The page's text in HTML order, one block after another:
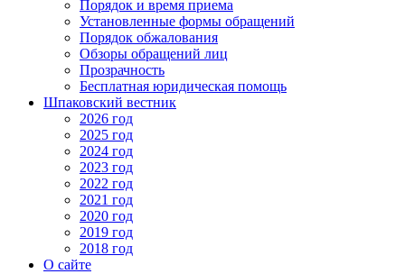
Порядок и время приема
Установленные формы обращений
Порядок обжалования
Обзоры обращений лиц
Прозрачность
Бесплатная юридическая помощь
Шпаковский вестник
2026 год
2025 год
2024 год
2023 год
2022 год
2021 год
2020 год
2019 год
2018 год
О сайте